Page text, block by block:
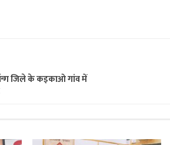
जिले के कइकाओ गांव में